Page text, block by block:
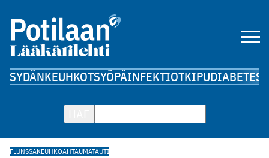
SYDÄNKEUHKOTSYÖPÄINFEKTIOTKIPUDIABETES
FLUNSSAKEUHKOAHTAUMATAUTI